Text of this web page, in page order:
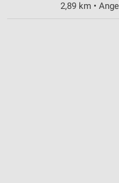
2,89 km •